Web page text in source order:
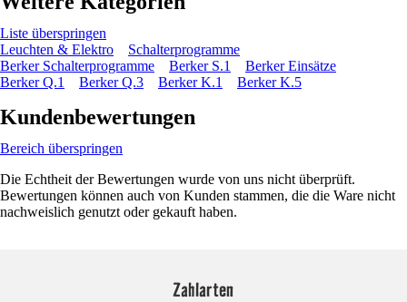
Liste überspringen
Leuchten & Elektro
Schalterprogramme
Berker Schalterprogramme
Berker S.1
Berker Einsätze
Berker Q.1
Berker Q.3 Berker K.1 Berker K.5
Kundenbewertungen
Bereich überspringen
Die Echtheit der Bewertungen wurde von uns nicht überprüft.
Bewertungen können auch von Kunden stammen, die die Ware nicht
nachweislich genutzt oder gekauft haben.
Zahlarten